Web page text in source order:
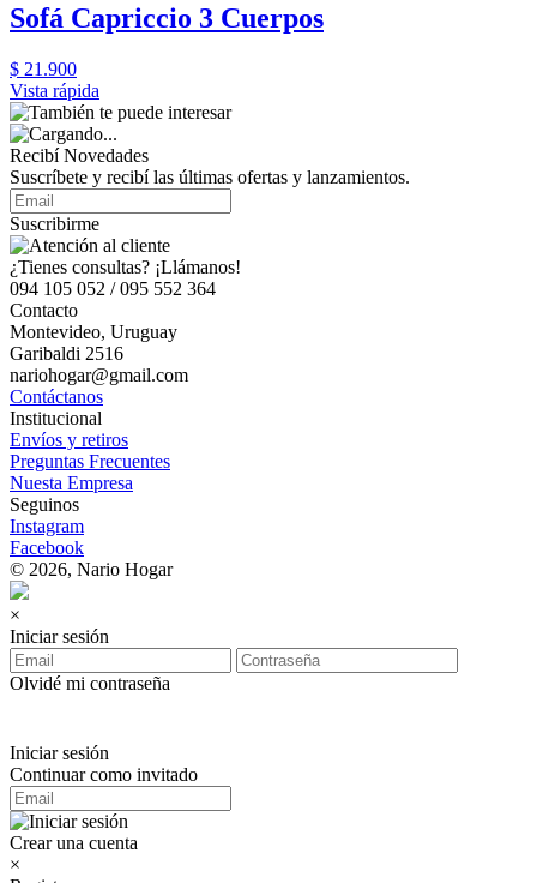
Sofá Capriccio 3 Cuerpos
$ 21.900
Vista rápida
Recibí Novedades
Suscríbete y recibí las últimas ofertas y lanzamientos.
Suscribirme
¿Tienes consultas? ¡Llámanos!
094 105 052 / 095 552 364
Contacto
Montevideo, Uruguay
Garibaldi 2516
nariohogar@gmail.com
Contáctanos
Institucional
Envíos y retiros
Preguntas Frecuentes
Nuesta Empresa
Seguinos
Instagram
Facebook
© 2026, Nario Hogar
×
Iniciar sesión
Olvidé mi contraseña
Iniciar sesión
Continuar como invitado
Crear una cuenta
×